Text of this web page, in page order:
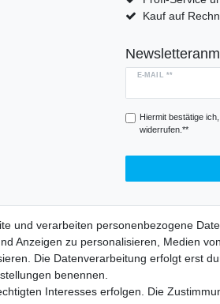
Kauf auf
E-MAIL **
Hiermit bestätige
widerrufen.**
Impressum
und verarbeiten personenbezogene
Anzeigen zu personalisieren, Medien von
Die Datenverarbeitung erfolgt erst
benennen.
Interesses erfolgen. Die
| Angebote gelten nur für Industrie,